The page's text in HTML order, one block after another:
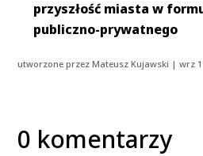
przyszłość miasta w
publiczno-prywatnego
utworzone przezMateusz Kujawski |wrz
0 komentarzy